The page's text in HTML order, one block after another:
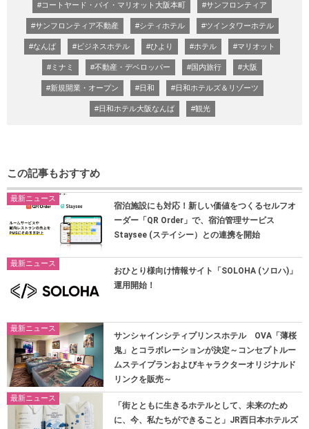
#コートヤード・バイ・マリオット大阪本町 #サンフロンティア
#サンフロンティア不動産 #シティホテル #ツインタワーホテル
#なんば #ビジネスホテル #ひより #ホテル #マリオット
#ミナミ #不動産・デベロッパー #国内旅行 #大阪
#新規開業・オープン #日和 #日和ホテルズ＆リゾーツ
#日和ホテル大阪なんば #観光
この記事もおすすめ
最新ニュース
宿泊施設にも対応！新しい価値をつくるセルフオ
ーダー「QR Order」で、宿泊管理サービス
Staysee (ステイシー）との連携を開始
最新ニュース
おひとり様向け情報サイト「SOLOHA (ソロハ)」
運用開始！
最新ニュース
サンシャインシティプリンスホテル OVA「薄桜
鬼」とコラボレーションが決定～コンセプトルー
ムステイプランおよびキャラクターオリジナルド
リンクを販売～
最新ニュース
「街とともに生きるホテルとして、未来のため
に、今、私たちができること」JR西日本ホテルズ